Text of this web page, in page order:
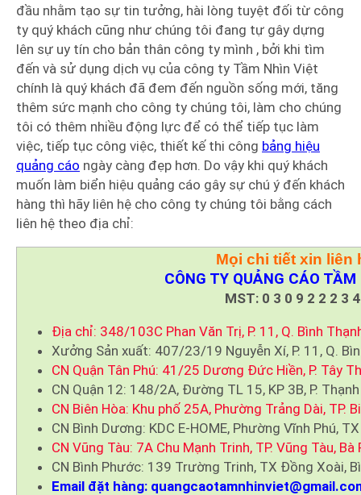
đầu nhằm tạo sự tin tưởng, hài lòng tuyệt đối từ công
ty quý khách cũng như chúng tôi đang tự gây dựng
lên sự uy tín cho bản thân công ty mình , bởi khi tìm
đến và sử dụng dịch vụ của công ty Tầm Nhìn Việt
chính là quý khách đã đem đến nguồn sống mới, tăng
thêm sức mạnh cho công ty chúng tôi, làm cho chúng
tôi có thêm nhiều động lực để có thể tiếp tục làm
việc, tiếp tục công việc, thiết kế thi công bảng hiệu
quảng cáo ngày càng đẹp hơn. Do vậy khi quý khách
muốn làm biển hiệu quảng cáo gây sự chú ý đến khách
hàng thì hãy liên hệ cho công ty chúng tôi bằng cách
liên hệ theo địa chỉ:
Mọi chi tiết xin liên
CÔNG TY QUẢNG CÁO
MST: 0 3 0 9 2 2 2 3
Địa chỉ: 348/103C Phan Văn Trị, P. 11, Q. Bình
Xưởng Sản xuất: 407/23/19 Nguyễn Xí, P. 11, Q.
CN Quận Tân Phú: 41/25 Dương Đức Hiền, P. Tây
CN Quận 12: 148/2A, Đường TL 15, KP 3B, P.
CN Biên Hòa: Khu phố 25A, Phường Trảng Dài, TP.
CN Bình Dương: KDC E-HOME, Phường Vĩnh Phú,
CN Vũng Tàu: 7A Chu Mạnh Trinh, TP. Vũng Tàu, Bà
CN Bình Phước: 139 Trường Trinh, TX Đồng Xoài,
Email đặt hàng: